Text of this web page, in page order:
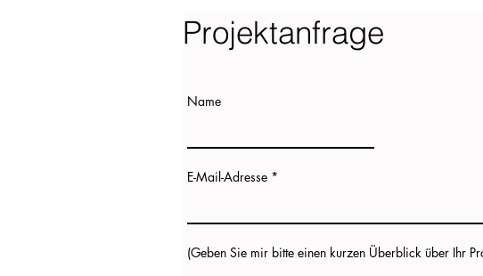
Projektanfrage
Name
E-Mail-Adresse
(Geben Sie mir bitte einen kurzen Überblick über Ihr